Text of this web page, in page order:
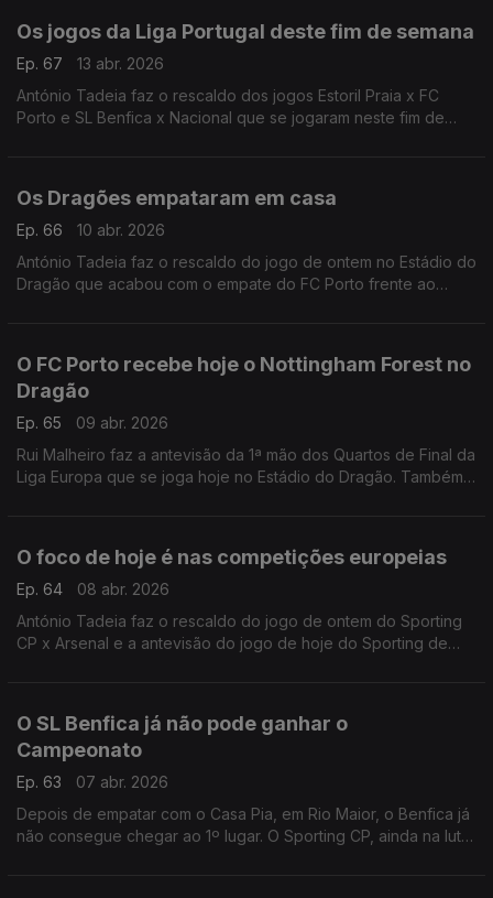
Os jogos da Liga Portugal deste fim de semana
Ep. 67
13 abr. 2026
António Tadeia faz o rescaldo dos jogos Estoril Praia x FC
Porto e SL Benfica x Nacional que se jogaram neste fim de
Os Dragões empataram em casa
Ep. 66
10 abr. 2026
António Tadeia faz o rescaldo do jogo de ontem no Estádio do
Dragão que acabou com o empate do FC Porto frente ao
O FC Porto recebe hoje o Nottingham Forest no
Dragão
Ep. 65
09 abr. 2026
Rui Malheiro faz a antevisão da 1ª mão dos Quartos de Final da
Liga Europa que se joga hoje no Estádio do Dragão. Também
O foco de hoje é nas competições europeias
Ep. 64
08 abr. 2026
António Tadeia faz o rescaldo do jogo de ontem do Sporting
CP x Arsenal e a antevisão do jogo de hoje do Sporting de
O SL Benfica já não pode ganhar o
Campeonato
Ep. 63
07 abr. 2026
Depois de empatar com o Casa Pia, em Rio Maior, o Benfica já
não consegue chegar ao 1º lugar. O Sporting CP, ainda na luta